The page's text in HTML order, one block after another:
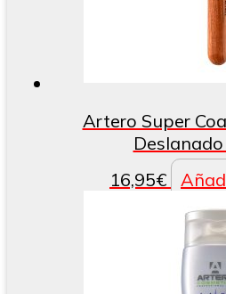
Artero Super
16,95€